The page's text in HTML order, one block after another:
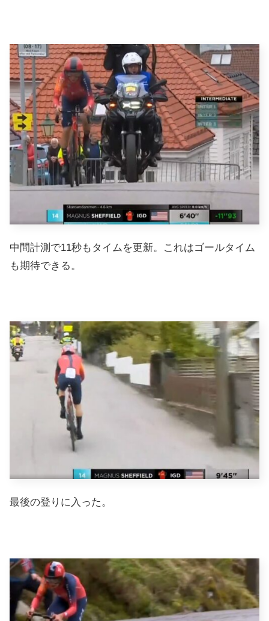
中間計測で11秒もタイムを更新。これはゴールタイム
も期待できる。
最後の登りに入った。